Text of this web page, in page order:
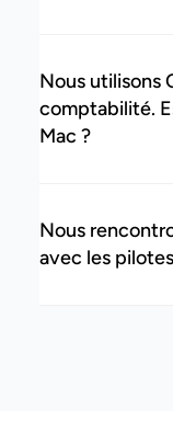
Nous utilisons
comptabilité.
Mac ?
Nous
avec les